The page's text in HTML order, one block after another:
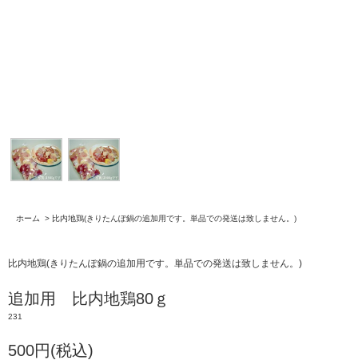
ホーム > 比内地鶏(きりたんぽ鍋の追加用です。単品での発送は致しません。)
比内地鶏(きりたんぽ鍋の追加用です。単品での発送は致しません。)
追加用 比内地鶏80ｇ
231
500円(税込)